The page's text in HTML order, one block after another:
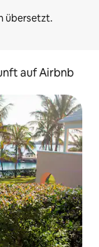
auf Airbnb